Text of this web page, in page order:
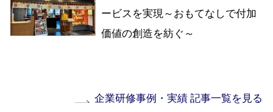
ービスを実現～おもてなしで付加
価値の創造を紡ぐ～
企業研修事例・実績 記事一覧を見る